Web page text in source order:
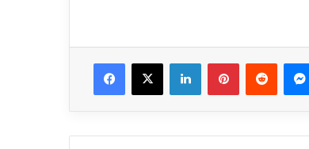
Facebook
X LinkedInPinterestReddit